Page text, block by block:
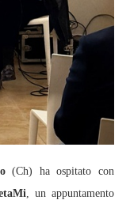
(Ch) ha ospitato con
, un appuntamento